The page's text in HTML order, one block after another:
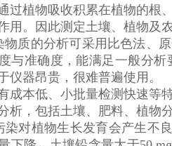
过植物吸收积累在植物的根
用。因此测定土壤、植物及
质的分析可采用比色法、
与准确度，能满足一般分
仪器昂贵，很难普遍使用。
成本低、小批量检测快速等
析，包括土壤、肥料、植物
对植物生长发育会产生不